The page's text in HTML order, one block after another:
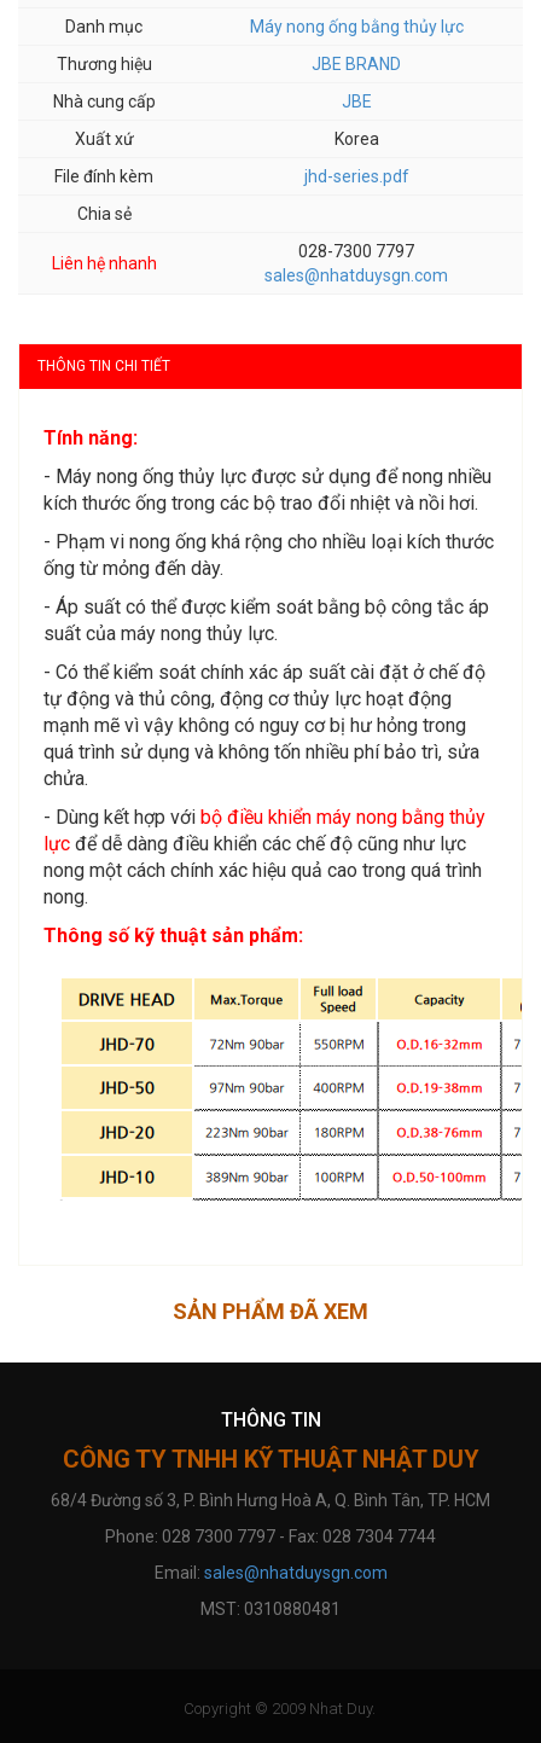
Danh mục
Máy nong ống bằng thủy lực
Thương hiệu
JBE BRAND
Nhà cung cấp
JBE
Xuất xứ
Korea
File đính kèm
jhd-series.pdf
Chia sẻ
Liên hệ nhanh
028-7300 7797
sales@nhatduysgn.com
THÔNG TIN CHI TIẾT
Tính năng:
- Máy nong ống thủy lực được sử dụng để nong nhiều
kích thước ống trong các bộ trao đổi nhiệt và nồi hơi.
- Phạm vi nong ống khá rộng cho nhiều loại kích thước
ống từ mỏng đến dày.
- Áp suất có thể được kiểm soát bằng bộ công tắc áp
suất của máy nong thủy lực.
- Có thể kiểm soát chính xác áp suất cài đặt ở chế độ
tự động và thủ công, động cơ thủy lực hoạt động
mạnh mẽ vì vậy không có nguy cơ bị hư hỏng trong
quá trình sử dụng và không tốn nhiều phí bảo trì, sửa
chửa.
- Dùng kết hợp với bộ điều khiển máy nong bằng thủy
lực để dễ dàng điều khiển các chế độ cũng như lực
nong một cách chính xác hiệu quả cao trong quá trình
nong.
Thông số kỹ thuật sản phẩm:
SẢN PHẨM ĐÃ XEM
THÔNG TIN
CÔNG TY TNHH KỸ THUẬT NHẬT DUY
68/4 Đường số 3, P. Bình Hưng Hoà A, Q. Bình Tân, TP. HCM
Phone: 028 7300 7797 - Fax: 028 7304 7744
Email: sales@nhatduysgn.com
MST: 0310880481
Copyright © 2009 Nhat Duy.